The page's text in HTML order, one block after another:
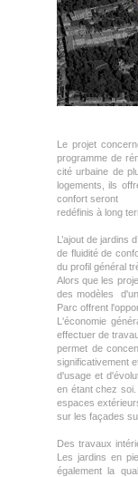
Le projet
programme de
cité urbaine de
logements, ils
confort seront
redéfinis à long
L’ajout de jardins
de fluidité de
du profil général
Alors que les
des modèles
Parc offrent
L'économie
effectuer de
permet de
significativement
d'usage et
en étant chez
espaces
sur les façades
Des travaux
Les jardins en
également la